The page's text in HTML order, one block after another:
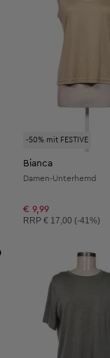
-50% mit FESTIVE
Bianca
Damen-Unterhemd
€ 9,99
Unverbindliche
RRP€ 17,00 (-41%)